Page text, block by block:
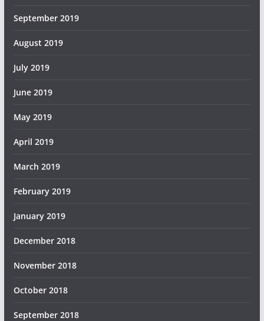
September 2019
August 2019
July 2019
June 2019
May 2019
April 2019
March 2019
February 2019
January 2019
December 2018
November 2018
October 2018
September 2018